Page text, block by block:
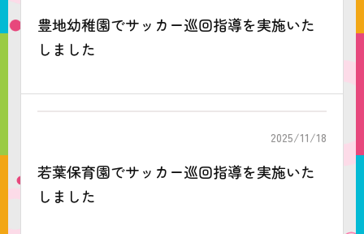
豊地幼稚園でサッカー巡回指導を実施いた
しました
2025/11/18
若葉保育園でサッカー巡回指導を実施いた
しました